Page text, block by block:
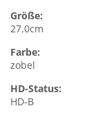
Größe:
27,0cm
Farbe:
zobel
HD-Status:
HD-B